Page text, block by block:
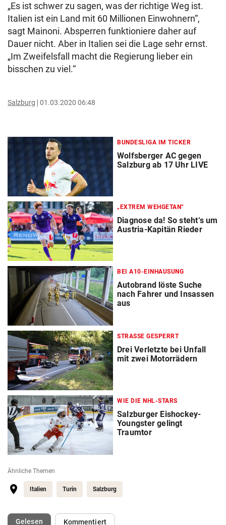
„Es ist schwer zu sagen, was der richtige Weg ist.
Italien ist ein Land mit 60 Millionen Einwohnern“,
sagt Mainoni. Absperren funktioniere daher auf
Dauer nicht. Aber in Italien sei die Lage sehr ernst.
„Im Zweifelsfall macht die Regierung lieber ein
bisschen zu viel.“
Salzburg 01.03.2020 06:48
BUNDESLIGA IM TICKER
Wolfsberger AC gegen
Salzburg ab 17 Uhr LIVE
„EXTREM WEHGETAN“
Diagnose da! So steht‘s um
Austria-Kapitän Rieder
BEI A10-EINHAUSUNG
Autobrand löste Suche
nach Fahrer und Insassen
aus
STRASSE GESPERRT
Drei Verletzte bei Unfall
mit zwei Motorrädern
WIE DIE NHL-STARS
Salzburger Eishockey-
Youngster gelingt
Traumtor
Ähnliche Themen
Italien Turin Salzburg
Gelesen(ausgewählt)Kommentiert